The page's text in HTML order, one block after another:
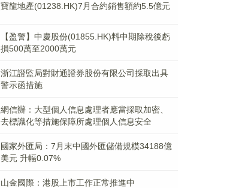
寶龍地產(01238.HK)7月合約銷售額約5.5億元
【盈警】中慶股份(01855.HK)料中期除稅後虧
損500萬至2000萬元
浙江證監局對財通證券股份有限公司採取出具
警示函措施
網信辦：大型個人信息處理者應當採取加密、
去標識化等措施保障所處理個人信息安全
國家外匯局：7月末中國外匯儲備規模34188億
美元 升幅0.07%
山金國際：港股上市工作正常推進中